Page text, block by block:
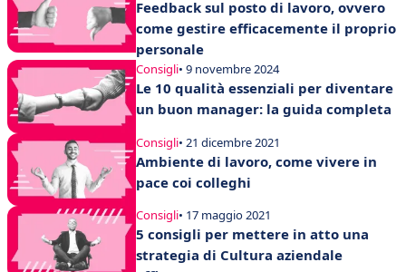
Feedback sul posto di lavoro, ovvero
come gestire efficacemente il proprio
personale
Consigli• 9 novembre 2024
Le 10 qualità essenziali per diventare
un buon manager: la guida completa
Consigli• 21 dicembre 2021
Ambiente di lavoro, come vivere in
pace coi colleghi
Consigli• 17 maggio 2021
5 consigli per mettere in atto una
strategia di Cultura aziendale